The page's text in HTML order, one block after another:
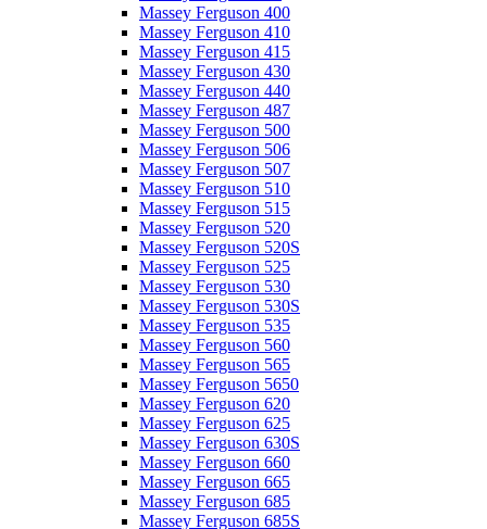
Massey Ferguson 400
Massey Ferguson 410
Massey Ferguson 415
Massey Ferguson 430
Massey Ferguson 440
Massey Ferguson 487
Massey Ferguson 500
Massey Ferguson 506
Massey Ferguson 507
Massey Ferguson 510
Massey Ferguson 515
Massey Ferguson 520
Massey Ferguson 520S
Massey Ferguson 525
Massey Ferguson 530
Massey Ferguson 530S
Massey Ferguson 535
Massey Ferguson 560
Massey Ferguson 565
Massey Ferguson 5650
Massey Ferguson 620
Massey Ferguson 625
Massey Ferguson 630S
Massey Ferguson 660
Massey Ferguson 665
Massey Ferguson 685
Massey Ferguson 685S